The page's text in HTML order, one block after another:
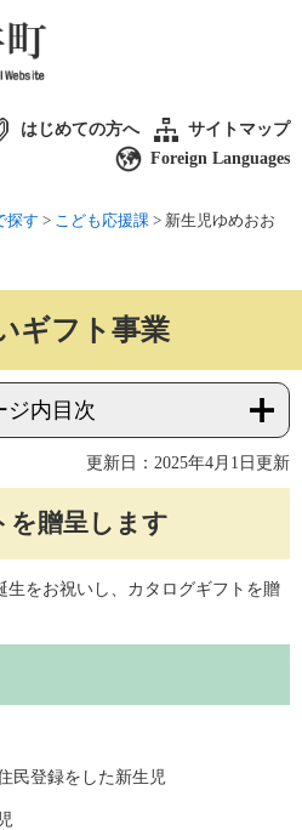
はじめての方へ
サイトマップ
Foreign Languages
探す > こども応援課 > 新生児ゆめおお
ギフト事業
ジ内目次
更新日：2025年4月1日更新
を贈呈します
生をお祝いし、カタログギフトを贈
民登録をした新生児